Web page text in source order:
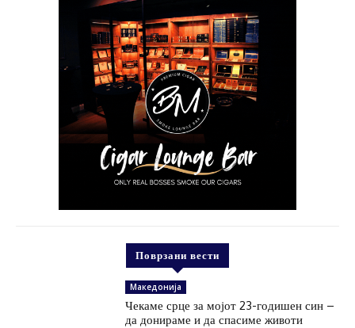
Поврзани вести
Македонија
Чекаме срце за мојот 23-годишен син –
да донираме и да спасиме животи